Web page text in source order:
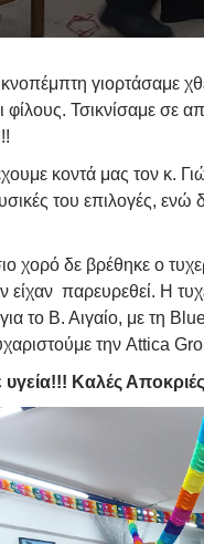
γιορτάσαμε
Τσικνίσαμε σε
κοντά μας τον κ.
του επιλογές, ενώ
χορό δε βρέθηκε ο
παρευρεθεί. Η
το Β. Αιγαίο, με τη
την Attica
υγεία!!! Καλές